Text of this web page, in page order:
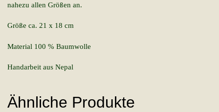
nahezu allen Größen an.
Größe ca. 21 x 18 cm
Material 100 % Baumwolle
Handarbeit aus Nepal
Ähnliche Produkte